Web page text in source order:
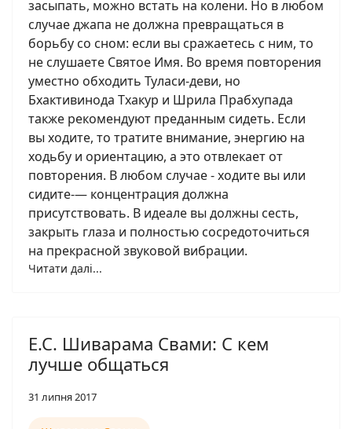
засыпать, можно встать на колени. Но в любом
случае джапа не должна превращаться в
борьбу со сном: если вы сражаетесь с ним, то
не слушаете Святое Имя. Во время повторения
уместно обходить Туласи-деви, но
Бхактивинода Тхакур и Шрила Прабхупада
также рекомендуют преданным сидеть. Если
вы ходите, то тратите внимание, энергию на
ходьбу и ориентацию, а это отвлекает от
повторения. В любом случае - ходите вы или
сидите-— концентрация должна
присутствовать. В идеале вы должны сесть,
закрыть глаза и полностью сосредоточиться
на прекрасной звуковой вибрации.
Читати далі...
Е.С. Шиварама Свами: С кем
лучше общаться
31 липня 2017